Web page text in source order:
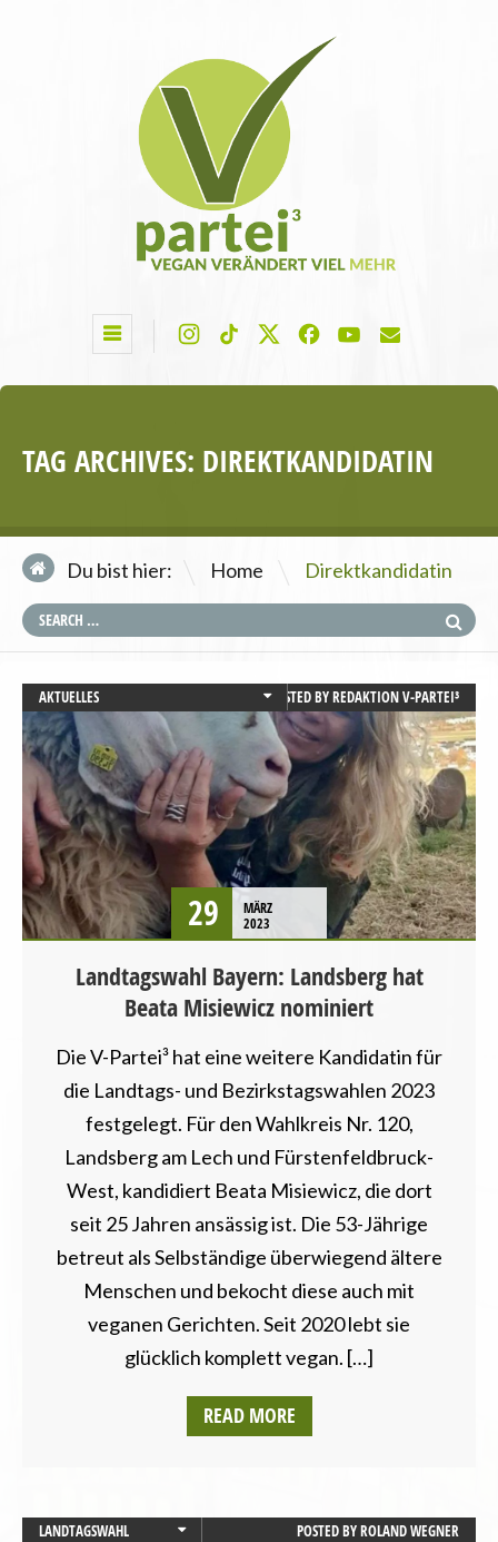
TAG ARCHIVES: DIREKTKANDIDATIN
Du bist hier: Home \ Direktkandidatin
AKTUELLES
BAYERN
CHANCENGLEICHHEIT
DEMOKRATIE UND RECHTSSTAATLICHKEIT
LANDTAGSWAHL
LANDWIRTSCHAFT
MENSCHENRECHTE
PRESSEMITTEILUNG
STARTSEITE
TIERSCHUTZ / TIERRECHTE
VEGANISMUS
WAHLPROGRAMM
POSTED BYREDAKTION V-PARTEI³
29
MÄRZ
2023
Landtagswahl Bayern: Landsberg hat
Beata Misiewicz nominiert
Die V-Partei³ hat eine weitere Kandidatin für
die Landtags- und Bezirkstagswahlen 2023
festgelegt. Für den Wahlkreis Nr. 120,
Landsberg am Lech und Fürstenfeldbruck-
West, kandidiert Beata Misiewicz, die dort
seit 25 Jahren ansässig ist. Die 53-Jährige
betreut als Selbständige überwiegend ältere
Menschen und bekocht diese auch mit
veganen Gerichten. Seit 2020 lebt sie
glücklich komplett vegan. […]
READ MORE
LANDTAGSWAHL
POSTED BYROLAND WEGNER